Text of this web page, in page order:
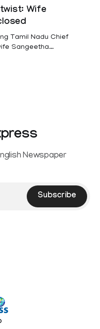
leave following
Service Rules
Wife
Tamil Nadu Chief
Sangeetha
after Sangeetha
after Sangeetha
Newspaper
Subscribe